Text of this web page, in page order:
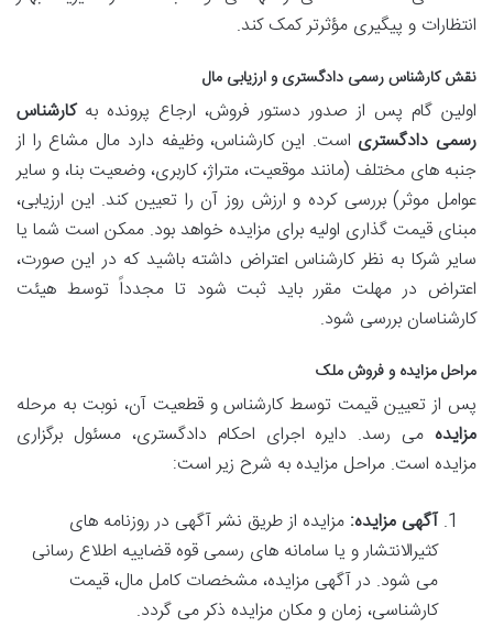
انتظارات و پیگیری مؤثرتر کمک کند.
نقش کارشناس رسمی دادگستری و ارزیابی مال
اولین گام پس از صدور دستور فروش، ارجاع پرونده بهکارشناس
رسمی دادگستری است. این کارشناس، وظیفه دارد مال مشاع را از
جنبه های مختلف (مانند موقعیت، متراژ، کاربری، وضعیت بنا، و سایر
عوامل موثر) بررسی کرده و ارزش روز آن را تعیین کند. این ارزیابی،
مبنای قیمت گذاری اولیه برای مزایده خواهد بود. ممکن است شما یا
سایر شرکا به نظر کارشناس اعتراض داشته باشید که در این صورت،
اعتراض در مهلت مقرر باید ثبت شود تا مجدداً توسط هیئت
کارشناسان بررسی شود.
مراحل مزایده و فروش ملک
پس از تعیین قیمت توسط کارشناس و قطعیت آن، نوبت به مرحله
مزایده می رسد. دایره اجرای احکام دادگستری، مسئول برگزاری
مزایده است. مراحل مزایده به شرح زیر است:
آگهی مزایده: مزایده از طریق نشر آگهی در روزنامه های
کثیرالانتشار و یا سامانه های رسمی قوه قضاییه اطلاع رسانی
می شود. در آگهی مزایده، مشخصات کامل مال، قیمت
کارشناسی، زمان و مکان مزایده ذکر می گردد.